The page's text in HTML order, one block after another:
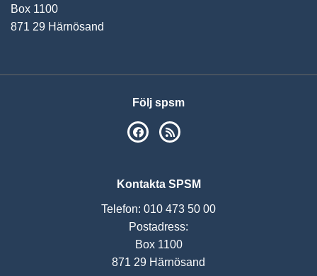
Box 1100
871 29 Härnösand
Följ spsm
SPSM på Facebook
Kontakta SPSM
Telefon: 010 473 50 00
Postadress:
Box 1100
871 29 Härnösand